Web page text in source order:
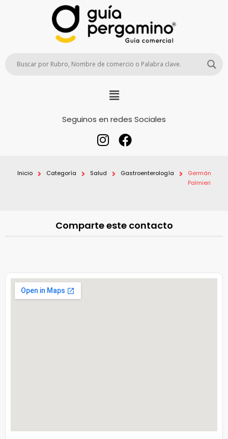
Seguinos en redes Sociales
Inicio Categoría Salud Gastroenterología
Germán
Palmieri
Comparte este contacto